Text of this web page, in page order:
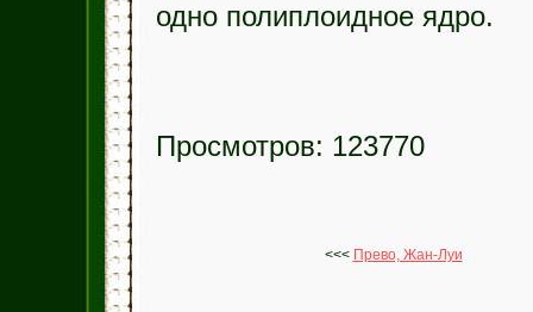
одно полиплоидное ядро.
Просмотров: 123770
<<< Прево, Жан-Луи